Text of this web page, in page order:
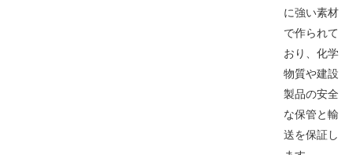
に強い素材
で作られて
おり、化学
物質や建設
製品の安全
な保管と輸
送を保証し